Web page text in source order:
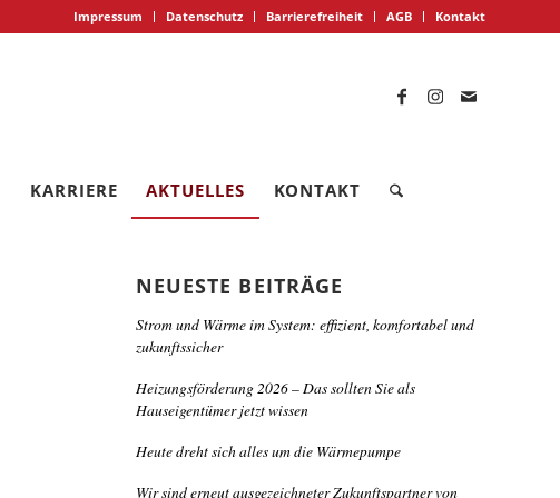
Impressum Datenschutz Barrierefreiheit AGB Kontakt
KARRIERE AKTUELLES KONTAKT
NEUESTE BEITRÄGE
Strom und Wärme im System: effizient, komfortabel und
zukunftssicher
Heizungsförderung 2026 – Das sollten Sie als
Hauseigentümer jetzt wissen
Heute dreht sich alles um die Wärmepumpe
Wir sind erneut ausgezeichneter Zukunftspartner von